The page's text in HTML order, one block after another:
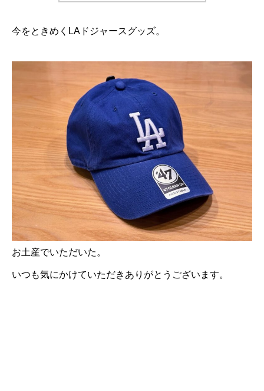
今をときめくLAドジャースグッズ。
お土産でいただいた。
いつも気にかけていただきありがとうございます。